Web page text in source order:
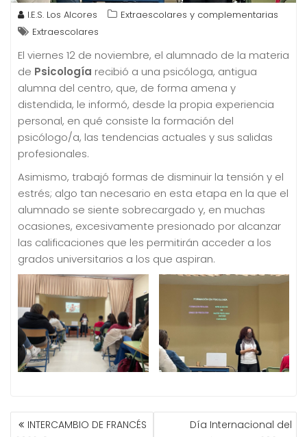
I.E.S. Los Alcores
Extraescolares y complementarias
Extraescolares
El viernes 12 de noviembre, el alumnado de la materia
de Psicología recibió a una psicóloga, antigua
alumna del centro, que, de forma amena y
distendida, le informó, desde la propia experiencia
personal, en qué consiste la formación del
psicólogo/a, las tendencias actuales y sus salidas
profesionales.
Asimismo, trabajó formas de disminuir la tensión y el
estrés; algo tan necesario en esta etapa en la que el
alumnado se siente sobrecargado y, en muchas
ocasiones, excesivamente presionado por alcanzar
las calificaciones que les permitirán acceder a los
grados universitarios a los que aspiran.
NAVEGACIÓN
INTERCAMBIO DE FRANCÉS
Día Internacional del